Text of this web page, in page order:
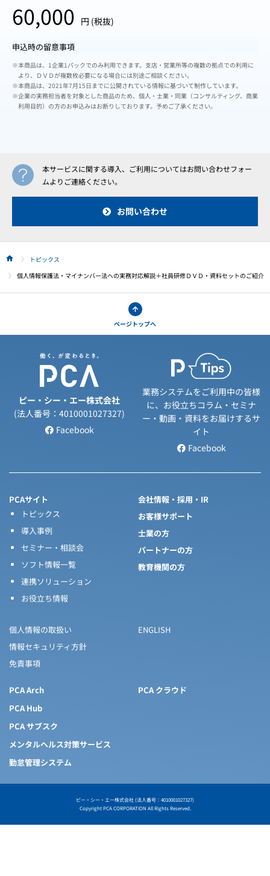
60,000 円 (税抜)
申込時の留意事項
※本商品は、1企業1パックでのみ利用できます。支店・営業所等の複数の拠点での利用に
より、ＤＶＤが複数枚必要になる場合には別途ご相談ください。
※本商品は、2021年7月15日までに公開されている情報に基づいて制作しています。
※企業の実務担当者を対象とした商品のため、個人・士業・同業（コンサルティング、商業
利用目的）の方のお申込みはお断りしております。予めご了承ください。
本サービスに関する導入、ご利用についてはお問い合わせフォー
ムよりご連絡ください。
お問い合わせ
HOME
トピックス
個人情報保護法・マイナンバー法への実務対応解説＋社員研修ＤＶＤ・資料セットのご紹介
ページトップへ
ピー・シー・エー株式会社
(法人番号：4010001027327)
Facebook
業務システムをご利用中の皆様
に、お役立ちコラム・セミナ
ー・動画・資料をお届けするサ
イト
Facebook
PCAサイト
トピックス
導入事例
セミナー・相談会
ソフト情報一覧
連携ソリューション
お役立ち情報
会社情報・採用・IR
お客様サポート
士業の方
パートナーの方
教育機関の方
個人情報の取扱い
情報セキュリティ方針
免責事項
ENGLISH
PCA Arch
PCA Hub
PCA サブスク
メンタルヘルス対策サービス
勤怠管理システム
PCA クラウド
ピー・シー・エー株式会社 (法人番号：4010001027327)
Copyright PCA CORPORATION All Rights Reserved.